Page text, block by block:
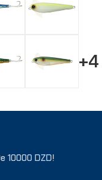
+4
10000 DZD!